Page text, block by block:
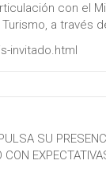
con el
a través de
invitado.html
SU
CON